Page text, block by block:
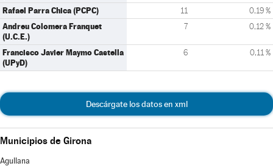
Rafael Parra Chica (PCPC) 11 0,19 %
Andreu Colomera Franquet
(U.C.E.)
7 0,12 %
Francisco Javier Maymo Castella
(UPyD)
6 0,11 %
Descárgate los datos en xml
Municipios de Girona
Agullana